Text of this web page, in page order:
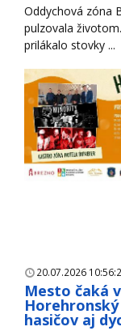
Oddychová zóna
pulzovala
prilákalo stovky ...
20.07.2026
Mesto čaká
hasičov aj